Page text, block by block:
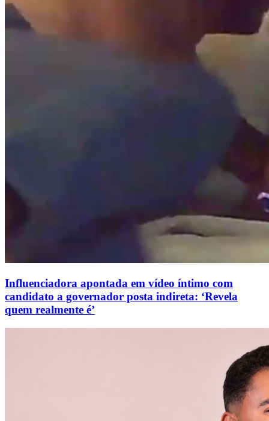
Influenciadora apontada em vídeo íntimo com
candidato a governador posta indireta: ‘Revela
quem realmente é’